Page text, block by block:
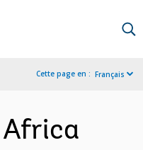
Cette page en : Français